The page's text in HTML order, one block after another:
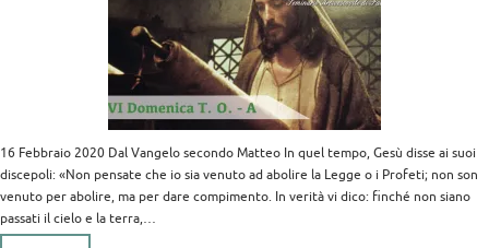
16 Febbraio 2020 Dal Vangelo secondo Matteo In quel tempo, Gesù disse ai suoi
discepoli: «Non pensate che io sia venuto ad abolire la Legge o i Profeti; non son
venuto per abolire, ma per dare compimento. In verità vi dico: finché non siano
passati il cielo e la terra,…